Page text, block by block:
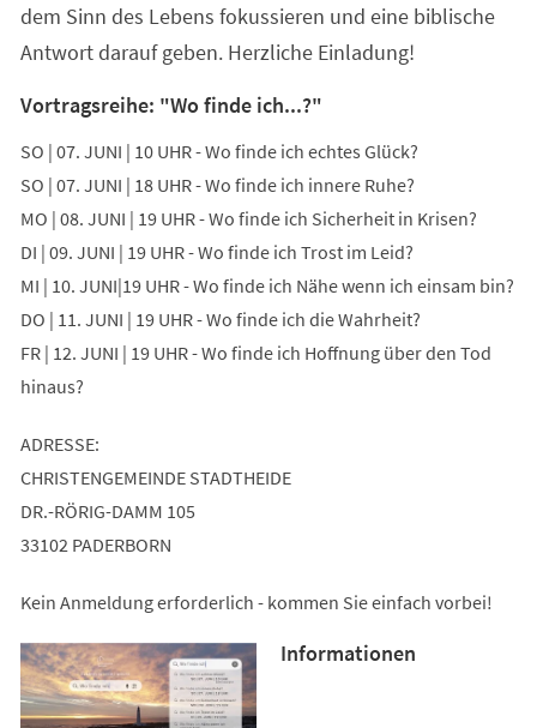
dem Sinn des Lebens fokussieren und eine biblische
Antwort darauf geben. Herzliche Einladung!
Vortragsreihe: "Wo finde ich...?"
SO | 07. JUNI | 10 UHR - Wo finde ich echtes Glück?
SO | 07. JUNI | 18 UHR - Wo finde ich innere Ruhe?
MO | 08. JUNI | 19 UHR - Wo finde ich Sicherheit in Krisen?
DI | 09. JUNI | 19 UHR - Wo finde ich Trost im Leid?
MI | 10. JUNI|19 UHR - Wo finde ich Nähe wenn ich einsam bin?
DO | 11. JUNI | 19 UHR - Wo finde ich die Wahrheit?
FR | 12. JUNI | 19 UHR - Wo finde ich Hoffnung über den Tod
hinaus?
ADRESSE:
CHRISTENGEMEINDE STADTHEIDE
DR.-RÖRIG-DAMM 105
33102 PADERBORN
Kein Anmeldung erforderlich - kommen Sie einfach vorbei!
Informationen